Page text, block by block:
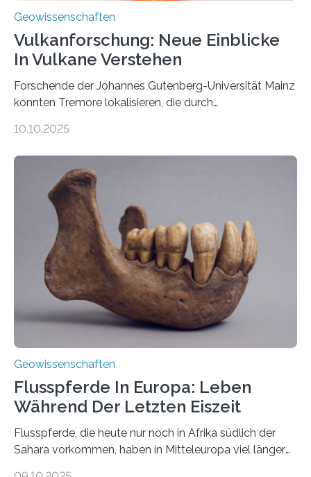
Geowissenschaften
Vulkanforschung: Neue Einblicke
In Vulkane Verstehen
Forschende der Johannes Gutenberg-Universität Mainz
konnten Tremore lokalisieren, die durch
Vulkan? Was passiert in der Erde darunter? Wo
erzeugt durch Magma oder Gase, die sich durch
Schlote einen Weg nach oben bahnen? Jun.-Prof. Dr.
Miriam Christina Reiss, Vulkanseismologin an der
Johannes Gutenberg-Universität Mainz (JGU), und ihr
Team haben am Vulkan Oldoinyo Lengai in Tansania
solche Tremore lokalisiert. „Wir konnten die Tremore
nicht nur nachweisen, sondern ihren Ort in…
10.10.2025
Geowissenschaften
Flusspferde In Europa: Leben
Während Der Letzten Eiszeit
Flusspferde, die heute nur noch in Afrika südlich der
Sahara vorkommen, haben in Mitteleuropa viel länger